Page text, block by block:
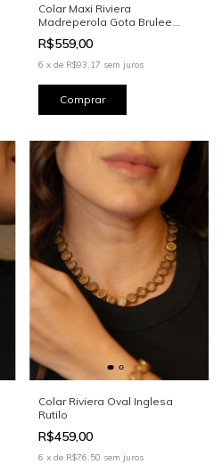
Colar Maxi Riviera
Madreperola Gota Brulee
13X18
R$559,00
6 x de R$93,17 sem juros
Colar Riviera Oval Inglesa
Rutilo
R$459,00
6 x de R$76,50 sem juros